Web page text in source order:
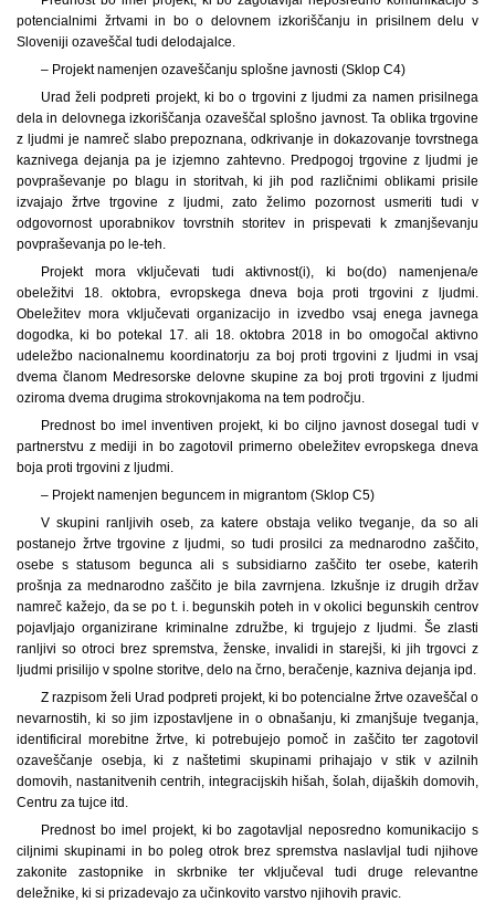
potencialnimi žrtvami in bo o delovnem izkoriščanju in prisilnem delu v
Sloveniji ozaveščal tudi delodajalce.
– Projekt namenjen ozaveščanju splošne javnosti (Sklop C4)
Urad želi podpreti projekt, ki bo o trgovini z ljudmi za namen prisilnega
dela in delovnega izkoriščanja ozaveščal splošno javnost. Ta oblika trgovine
z ljudmi je namreč slabo prepoznana, odkrivanje in dokazovanje tovrstnega
kaznivega dejanja pa je izjemno zahtevno. Predpogoj trgovine z ljudmi je
povpraševanje po blagu in storitvah, ki jih pod različnimi oblikami prisile
izvajajo žrtve trgovine z ljudmi, zato želimo pozornost usmeriti tudi v
odgovornost uporabnikov tovrstnih storitev in prispevati k zmanjševanju
povpraševanja po le-teh.
Projekt mora vključevati tudi aktivnost(i), ki bo(do) namenjena/e
obeležitvi 18. oktobra, evropskega dneva boja proti trgovini z ljudmi.
Obeležitev mora vključevati organizacijo in izvedbo vsaj enega javnega
dogodka, ki bo potekal 17. ali 18. oktobra 2018 in bo omogočal aktivno
udeležbo nacionalnemu koordinatorju za boj proti trgovini z ljudmi in vsaj
dvema članom Medresorske delovne skupine za boj proti trgovini z ljudmi
oziroma dvema drugima strokovnjakoma na tem področju.
Prednost bo imel inventiven projekt, ki bo ciljno javnost dosegal tudi v
partnerstvu z mediji in bo zagotovil primerno obeležitev evropskega dneva
boja proti trgovini z ljudmi.
– Projekt namenjen beguncem in migrantom (Sklop C5)
V skupini ranljivih oseb, za katere obstaja veliko tveganje, da so ali
postanejo žrtve trgovine z ljudmi, so tudi prosilci za mednarodno zaščito,
osebe s statusom begunca ali s subsidiarno zaščito ter osebe, katerih
prošnja za mednarodno zaščito je bila zavrnjena. Izkušnje iz drugih držav
namreč kažejo, da se po t. i. begunskih poteh in v okolici begunskih centrov
pojavljajo organizirane kriminalne združbe, ki trgujejo z ljudmi. Še zlasti
ranljivi so otroci brez spremstva, ženske, invalidi in starejši, ki jih trgovci z
ljudmi prisilijo v spolne storitve, delo na črno, beračenje, kazniva dejanja ipd.
Z razpisom želi Urad podpreti projekt, ki bo potencialne žrtve ozaveščal o
nevarnostih, ki so jim izpostavljene in o obnašanju, ki zmanjšuje tveganja,
identificiral morebitne žrtve, ki potrebujejo pomoč in zaščito ter zagotovil
ozaveščanje osebja, ki z naštetimi skupinami prihajajo v stik v azilnih
domovih, nastanitvenih centrih, integracijskih hišah, šolah, dijaških domovih,
Centru za tujce itd.
Prednost bo imel projekt, ki bo zagotavljal neposredno komunikacijo s
ciljnimi skupinami in bo poleg otrok brez spremstva naslavljal tudi njihove
zakonite zastopnike in skrbnike ter vključeval tudi druge relevantne
deležnike, ki si prizadevajo za učinkovito varstvo njihovih pravic.